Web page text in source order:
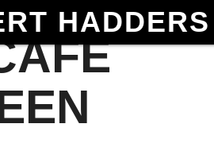
HADDERS